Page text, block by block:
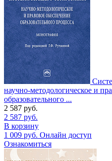
научно-методологическое и
образовательного ...
2 587 руб.
2 587 руб.
В корзину
1 009 руб. Онлайн доступ
Ознакомиться